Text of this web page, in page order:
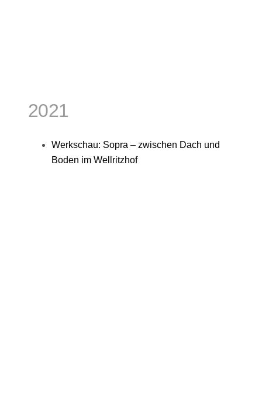
2021
Werkschau: Sopra – zwischen Dach und
Boden im Wellritzhof